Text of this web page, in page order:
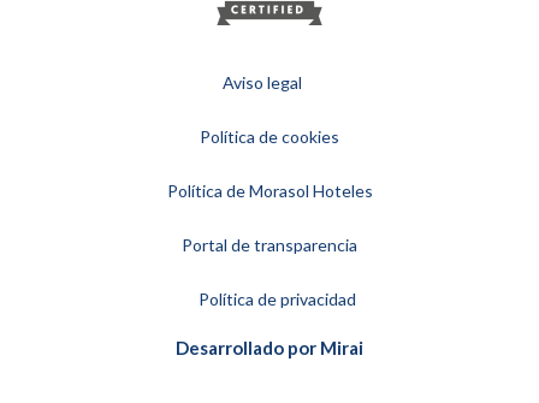
Aviso legal
Política de cookies
Política de Morasol Hoteles
Portal de transparencia
Política de privacidad
Desarrollado por Mirai